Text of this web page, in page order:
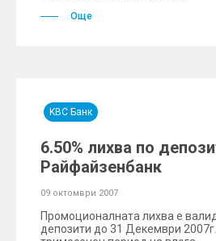
Още
KBC Банк
6.50% лихва по
Райфайзенбанк
09 октомври 2007
Промоционалната лихва е
депозити до 31 Декември